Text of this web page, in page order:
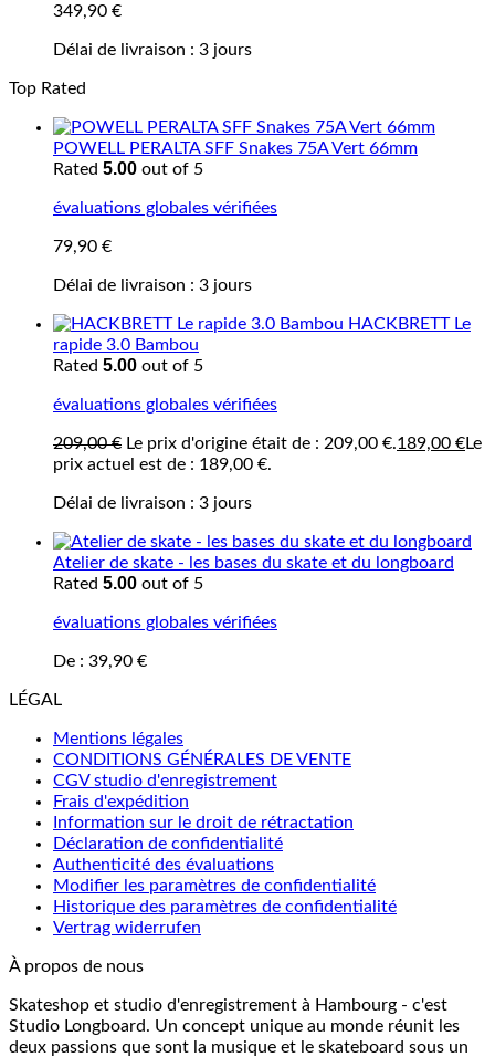
349,90 €
Délai de livraison : 3 jours
Top Rated
POWELL PERALTA SFF Snakes 75A Vert 66mm
Rated 5.00 out of 5
évaluations globales vérifiées
79,90 €
Délai de livraison : 3 jours
HACKBRETT Le
rapide 3.0 Bambou
Rated 5.00 out of 5
évaluations globales vérifiées
209,00€ Le prix d'origine était de : 209,00 €.189,00 €Le
prix actuel est de : 189,00 €.
Délai de livraison : 3 jours
Atelier de skate - les bases du skate et du longboard
Rated 5.00 out of 5
évaluations globales vérifiées
De : 39,90 €
LÉGAL
Mentions légales
CONDITIONS GÉNÉRALES DE VENTE
CGV studio d'enregistrement
Frais d'expédition
Information sur le droit de rétractation
Déclaration de confidentialité
Authenticité des évaluations
Modifier les paramètres de confidentialité
Historique des paramètres de confidentialité
Vertrag widerrufen
À propos de nous
Skateshop et studio d'enregistrement à Hambourg - c'est
Studio Longboard. Un concept unique au monde réunit les
deux passions que sont la musique et le skateboard sous un